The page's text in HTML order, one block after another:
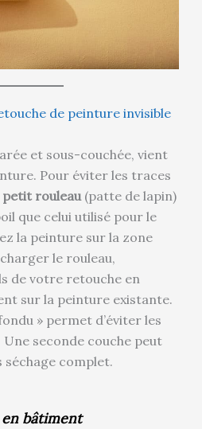
de peinture invisible
et sous-couchée, vient
Pour éviter les traces
petit rouleau(patte de lapin)
que celui utilisé pour le
la peinture sur la zone
le rouleau,
de votre retouche en
sur la peinture existante.
» permet d’éviter les
seconde couche peut
complet.
en bâtiment